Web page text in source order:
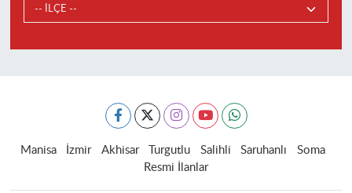
Manisa İzmir Akhisar Turgutlu Salihli Saruhanlı
Soma
Resmi İlanlar